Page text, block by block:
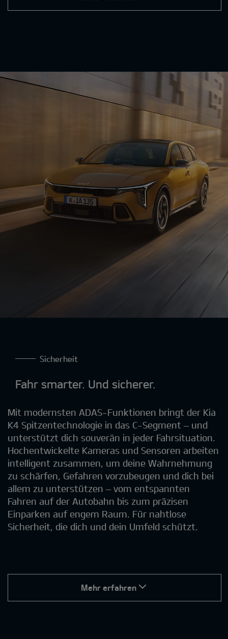
Sicherheit
Fahr smarter. Und sicherer.
Mit modernsten ADAS-Funktionen bringt der Kia
K4 Spitzentechnologie in das C-Segment – und
unterstützt dich souverän in jeder Fahrsituation.
Hochentwickelte Kameras und Sensoren arbeiten
intelligent zusammen, um deine Wahrnehmung
zu schärfen, Gefahren vorzubeugen und dich bei
allem zu unterstützen – vom entspannten
Fahren auf der Autobahn bis zum präzisen
Einparken auf engem Raum. Für nahtlose
Sicherheit, die dich und dein Umfeld schützt.
Mehr erfahren